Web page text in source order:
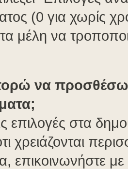
(0 για χωρίς
μέλη να
να
επιλογές στα
χρειάζονται
επικοινωνήστε με